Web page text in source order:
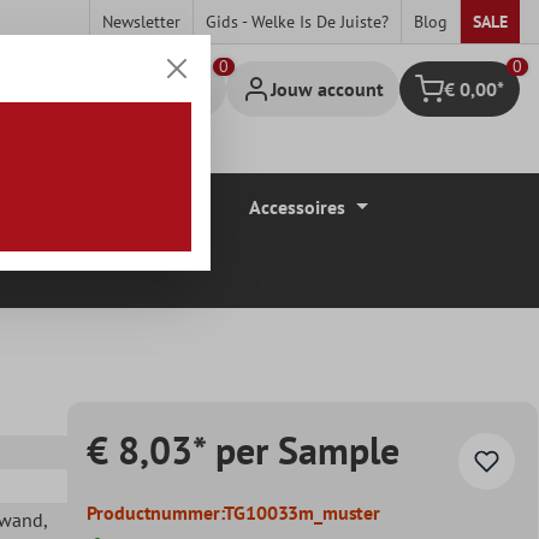
Newsletter Gids - Welke Is De Juiste? Blog SALE
Jouw account Winkelmandje
0
€ 0,00*
Accessoires
,
€ 8,03* per Sample
Productnummer:TG10033m_muster